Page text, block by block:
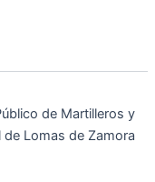
de Martilleros y
Lomas de Zamora